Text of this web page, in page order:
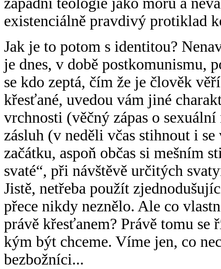
existenciálně pravdivý protiklad
Jak je to potom s identitou?
je dnes, v době postkomunismu,
se kdo zeptá, čím že je člověk
křesťané, uvedou vám jiné
vrchnosti (věčný zápas o
zásluh (v neděli včas stihnout i
začátku, aspoň občas si mešním
svaté“, při návštěvě určitých
Jistě, netřeba použít
přece nikdy neznělo. Ale co
právě křesťanem? Právě tomu
kým být chceme. Víme jen, co
bezbožníci...